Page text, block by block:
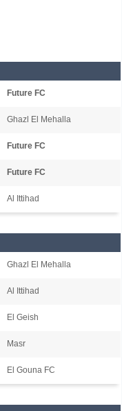
Future FC
Ghazl El Mehalla
Future FC
Future FC
Al Ittihad
Ghazl El Mehalla
Al Ittihad
El Geish
Masr
El Gouna FC